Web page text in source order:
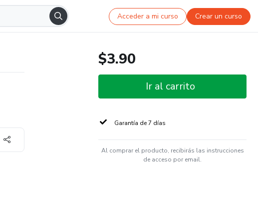
Acceder a mi curso Crear un curso
$3.90
Ir al carrito
Garantía de 7 días
Al comprar el producto, recibirás las instrucciones
de acceso por email.